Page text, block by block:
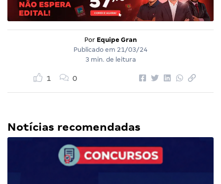
Por Equipe Gran
Publicado em 21/03/24
3 min. de leitura
1 0
Notícias recomendadas